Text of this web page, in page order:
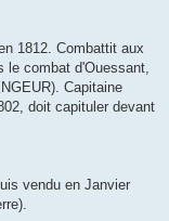
1812. Combattit aux
le combat d'Ouessant,
Capitaine
doit capituler devant
vendu en Janvier